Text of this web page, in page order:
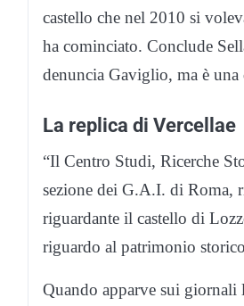
castello che nel 2010 si
ha cominciato. Conclude
denuncia Gaviglio, ma è una
La replica di Vercellae
“Il Centro Studi, Ricerche
sezione dei G.A.I. di Roma,
riguardante il castello di
riguardo al patrimonio
Quando apparve sui